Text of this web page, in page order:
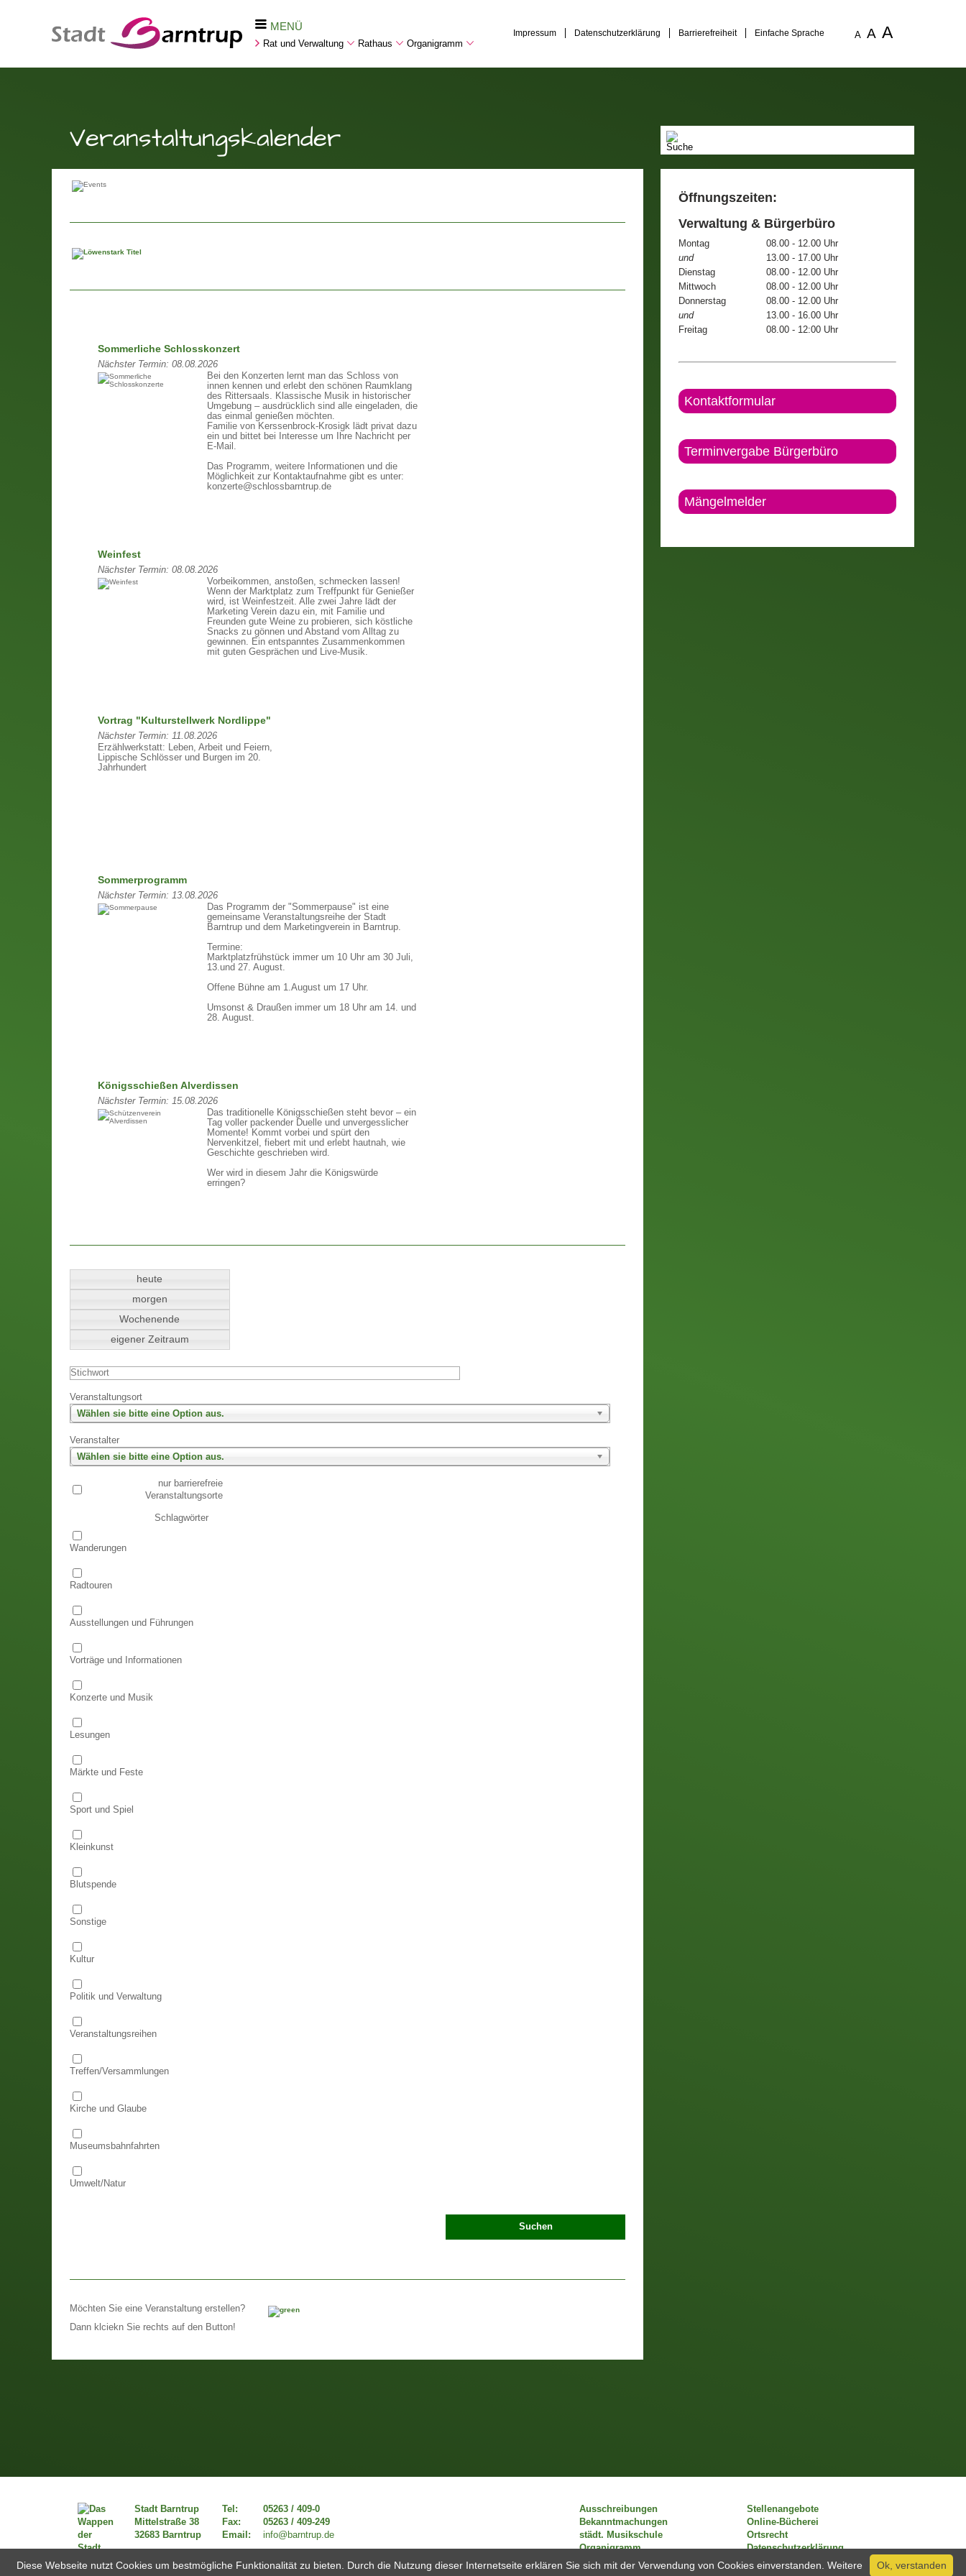
MENÜ
Rat und Verwaltung Rathaus Organigramm
Impressum Datenschutzerklärung Barrierefreiheit Einfache Sprache A A A
Veranstaltungskalender
Sommerliche Schlosskonzert
Nächster Termin: 08.08.2026
Bei den Konzerten lernt man das Schloss von
innen kennen und erlebt den schönen Raumklang
des Rittersaals. Klassische Musik in historischer
Umgebung – ausdrücklich sind alle eingeladen, die
das einmal genießen möchten.
Familie von Kerssenbrock-Krosigk lädt privat dazu
ein und bittet bei Interesse um Ihre Nachricht per
E-Mail.
Das Programm, weitere Informationen und die
Möglichkeit zur Kontaktaufnahme gibt es unter:
konzerte@schlossbarntrup.de
Weinfest
Nächster Termin: 08.08.2026
Vorbeikommen, anstoßen, schmecken lassen!
Wenn der Marktplatz zum Treffpunkt für Genießer
wird, ist Weinfestzeit. Alle zwei Jahre lädt der
Marketing Verein dazu ein, mit Familie und
Freunden gute Weine zu probieren, sich köstliche
Snacks zu gönnen und Abstand vom Alltag zu
gewinnen. Ein entspanntes Zusammenkommen
mit guten Gesprächen und Live-Musik.
Vortrag "Kulturstellwerk Nordlippe"
Nächster Termin: 11.08.2026
Erzählwerkstatt: Leben, Arbeit und Feiern,
Lippische Schlösser und Burgen im 20.
Jahrhundert
Sommerprogramm
Nächster Termin: 13.08.2026
Das Programm der "Sommerpause" ist eine
gemeinsame Veranstaltungsreihe der Stadt
Barntrup und dem Marketingverein in Barntrup.
Termine:
Marktplatzfrühstück immer um 10 Uhr am 30 Juli,
13.und 27. August.
Offene Bühne am 1.August um 17 Uhr.
Umsonst & Draußen immer um 18 Uhr am 14. und
28. August.
Königsschießen Alverdissen
Nächster Termin: 15.08.2026
Das traditionelle Königsschießen steht bevor – ein
Tag voller packender Duelle und unvergesslicher
Momente! Kommt vorbei und spürt den
Nervenkitzel, fiebert mit und erlebt hautnah, wie
Geschichte geschrieben wird.
Wer wird in diesem Jahr die Königswürde
erringen?
heute
morgen
Wochenende
eigener Zeitraum
Veranstaltungsort
Wählen sie bitte eine Option aus.
Veranstalter
Wählen sie bitte eine Option aus.
nur barrierefreie
Veranstaltungsorte
Schlagwörter
Wanderungen
Radtouren
Ausstellungen und Führungen
Vorträge und Informationen
Konzerte und Musik
Lesungen
Märkte und Feste
Sport und Spiel
Kleinkunst
Blutspende
Sonstige
Kultur
Politik und Verwaltung
Veranstaltungsreihen
Treffen/Versammlungen
Kirche und Glaube
Museumsbahnfahrten
Umwelt/Natur
Möchten Sie eine Veranstaltung erstellen?
Dann klciekn Sie rechts auf den Button!
Öffnungszeiten:
Verwaltung & Bürgerbüro
Montag
08.00 - 12.00 Uhr
und
13.00 - 17.00 Uhr
Dienstag
08.00 - 12.00 Uhr
Mittwoch
08.00 - 12.00 Uhr
Donnerstag
08.00 - 12.00 Uhr
und
13.00 - 16.00 Uhr
Freitag
08.00 - 12:00 Uhr
Kontaktformular
Terminvergabe Bürgerbüro
Mängelmelder
Stadt Barntrup
Mittelstraße 38
32683 Barntrup
Tel:
Fax:
Email:
05263 / 409-0
05263 / 409-249
info@barntrup.de
Ausschreibungen
Stellenangebote
Bekanntmachungen
Online-Bücherei
städt. Musikschule
Ortsrecht
Organigramm
Datenschutzerklärung
Ok, verstanden
Diese Webseite nutzt Cookies um bestmögliche Funktionalität zu bieten. Durch die Nutzung dieser Internetseite erklären Sie sich mit der Verwendung von Cookies einverstanden. Weitere